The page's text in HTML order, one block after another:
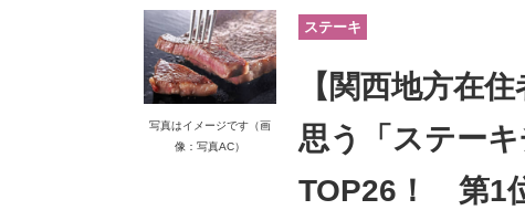
ビジネスと働き方のヒント
ITエンジニア向け専門サイト
写真はイメージです（画
像：写真AC）
ステーキ
【関西地方在
思う「ステー
TOP26！ 第1